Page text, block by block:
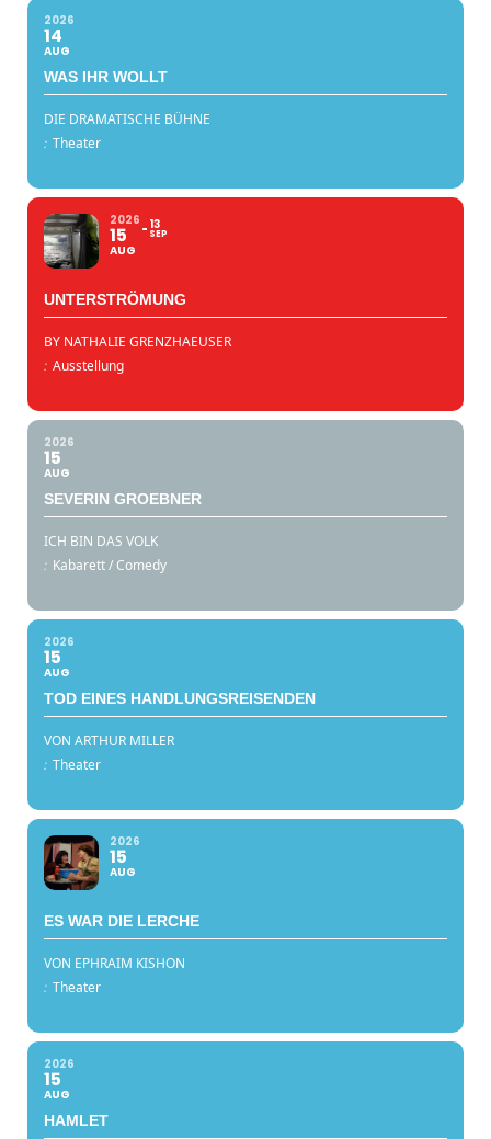
2026
14
AUG
WAS IHR WOLLT
DIE DRAMATISCHE BÜHNE
: Theater
2026
15
AUG
13
SEP
UNTERSTRÖMUNG
BY NATHALIE GRENZHAEUSER
: Ausstellung
2026
15
AUG
SEVERIN GROEBNER
ICH BIN DAS VOLK
: Kabarett / Comedy
2026
15
AUG
TOD EINES HANDLUNGSREISENDEN
VON ARTHUR MILLER
: Theater
2026
15
AUG
ES WAR DIE LERCHE
VON EPHRAIM KISHON
: Theater
2026
15
AUG
HAMLET